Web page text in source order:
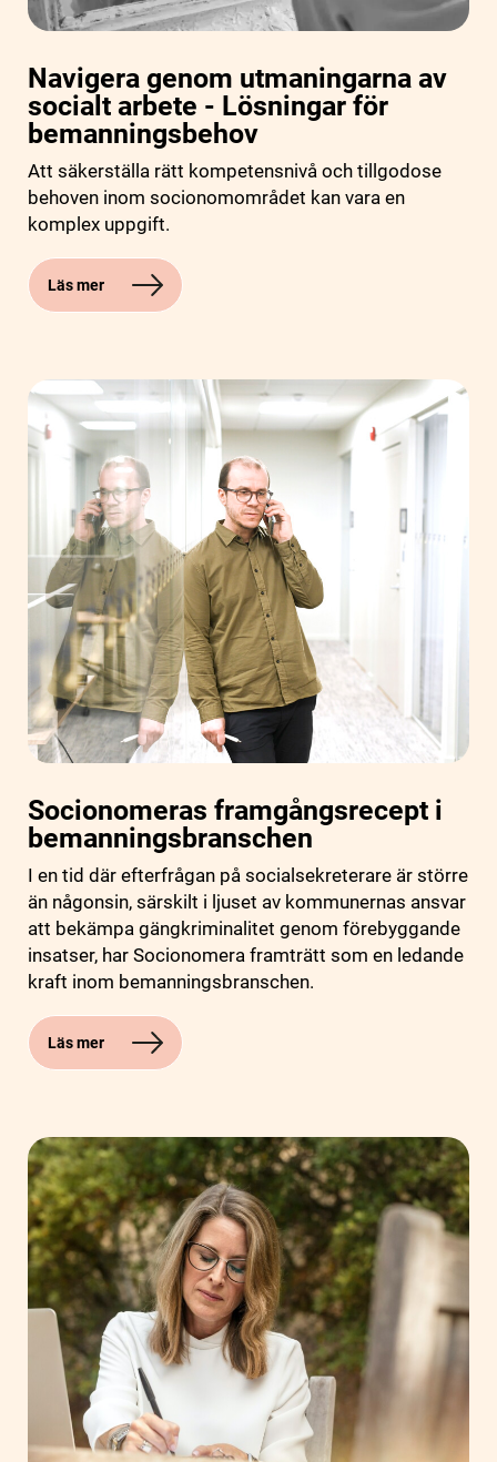
Navigera genom utmaningarna av
socialt arbete - Lösningar för
bemanningsbehov
Att säkerställa rätt kompetensnivå och tillgodose
behoven inom socionomområdet kan vara en
komplex uppgift.
Läs mer
Socionomeras framgångsrecept i
bemanningsbranschen
I en tid där efterfrågan på socialsekreterare är större
än någonsin, särskilt i ljuset av kommunernas ansvar
att bekämpa gängkriminalitet genom förebyggande
insatser, har Socionomera framträtt som en ledande
kraft inom bemanningsbranschen.
Läs mer